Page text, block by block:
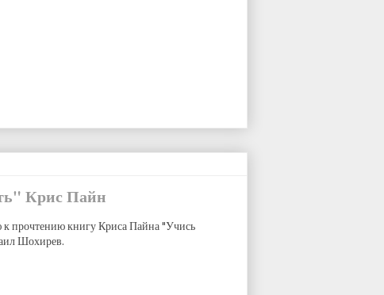
Крис Пайн
прочтению книгу Криса Пайна "Учись
Шохирев.